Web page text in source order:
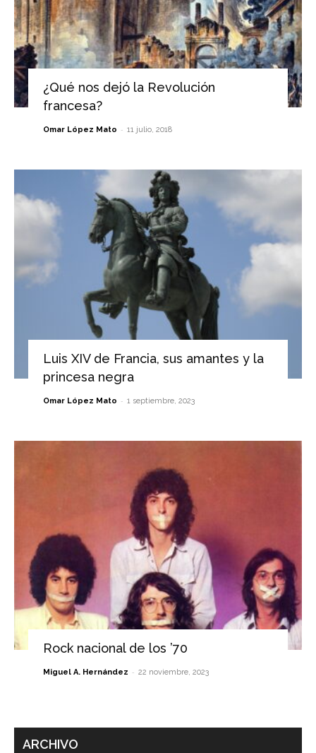
¿Qué nos dejó la Revolución
francesa?
Omar López Mato - 11 julio, 2018
Luis XIV de Francia, sus amantes y la
princesa negra
Omar López Mato - 1 septiembre, 2023
Rock nacional de los ’70
Miguel A. Hernández - 22 noviembre, 2023
ARCHIVO